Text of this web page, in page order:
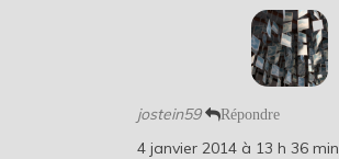
jostein59 Répondre
4 janvier 2014 à 13 h 36 min